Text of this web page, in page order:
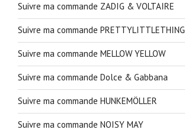
Suivre ma commande ZADIG & VOLTAIRE
Suivre ma commande PRETTYLITTLETHING
Suivre ma commande MELLOW YELLOW
Suivre ma commande Dolce & Gabbana
Suivre ma commande HUNKEMÖLLER
Suivre ma commande NOISY MAY